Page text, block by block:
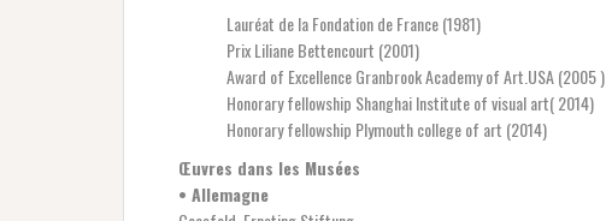
Lauréat de la Fondation de France (1981)
Prix Liliane Bettencourt (2001)
Award of Excellence Granbrook Academy of Art.USA (2005 )
Honorary fellowship Shanghai Institute of visual art( 2014)
Honorary fellowship Plymouth college of art (2014)
Œuvres dans les Musées
• Allemagne